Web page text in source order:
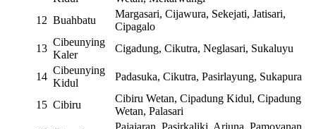
12 Buahbatu
Margasari, Cijawura, Sekejati, Jatisari,
Cipagalo
13
Cibeunying
Kaler
Cigadung, Cikutra, Neglasari, Sukaluyu
14
Cibeunying
Kidul
Padasuka, Cikutra, Pasirlayung, Sukapura
15 Cibiru
Cibiru Wetan, Cipadung Kidul, Cipadung
Wetan, Palasari
Pajajaran, Pasirkaliki, Arjuna, Pamoyanan,